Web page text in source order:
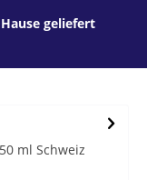
geliefert
ml Schweiz